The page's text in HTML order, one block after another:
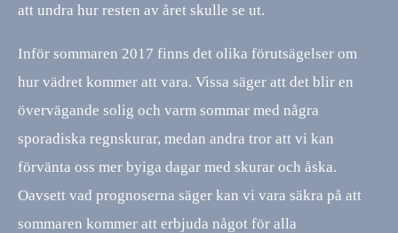
att undra hur resten av året skulle se ut.
Inför sommaren 2017 finns det olika förutsägelser om
hur vädret kommer att vara. Vissa säger att det blir en
övervägande solig och varm sommar med några
sporadiska regnskurar, medan andra tror att vi kan
förvänta oss mer byiga dagar med skurar och åska.
Oavsett vad prognoserna säger kan vi vara säkra på att
sommaren kommer att erbjuda något för alla